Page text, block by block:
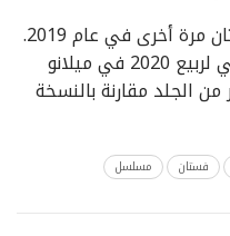
بل إن المغنية أعادت ارتداء الفستان مرة أخرى في عام 2019.
حيث اختتمت عرض أزياء فيرساتشي لربيع 2020 في ميلانو
الجلد مقارنة بالنسخة
فستان مسلسل